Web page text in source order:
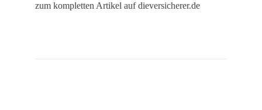
zum kompletten Artikel auf dieversicherer.de